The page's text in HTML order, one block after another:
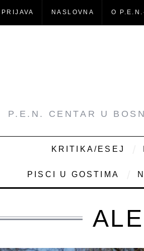
PRIJAVA NASLOVNA O
P.E.N. CENTAR U
KRITIKA/ESEJ
PISCI U GOSTIMA